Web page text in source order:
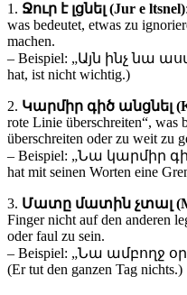
1. Ջուր է լցնել (Jur e ltsnel)
was bedeutet, etwas zu
machen.
– Beispiel: „Այն ինչ նա
hat, ist nicht wichtig.)
2. Կարմիր գիծ անցնել
rote Linie überschreiten“, was
überschreiten oder zu weit zu
– Beispiel: „Նա կարմիր
hat mit seinen Worten eine
3. Մատը մատին չտալ
Finger nicht auf den anderen
oder faul zu sein.
– Beispiel: „Նա ամբողջ
(Er tut den ganzen Tag nichts.)